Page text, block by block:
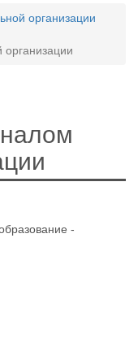
организации
-